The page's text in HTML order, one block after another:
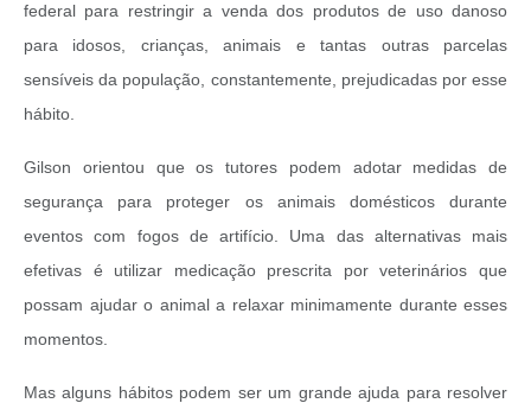
federal para restringir a venda dos produtos de uso danoso
para idosos, crianças, animais e tantas outras parcelas
sensíveis da população, constantemente, prejudicadas por esse
hábito.
Gilson orientou que os tutores podem adotar medidas de
segurança para proteger os animais domésticos durante
eventos com fogos de artifício. Uma das alternativas mais
efetivas é utilizar medicação prescrita por veterinários que
possam ajudar o animal a relaxar minimamente durante esses
momentos.
Mas alguns hábitos podem ser um grande ajuda para resolver